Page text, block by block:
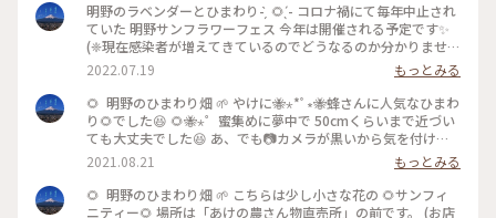
明野のラベンダーとひまわり- ̗̀ 🌻 ̖́- コロナ禍にて毎年中止され
ていた 明野サンフラワーフェス 今年は開催される予定です✨
(❈現在感染者が増えてきているのでどうなるのか分かりませ
ん。) 🌻サンフィニティ🌻 今はまだ、小さいひまわりしか咲い
ていませんでした。 他所ひまわりは順調に育成中でした🎶 ラ
ベンダーは一部咲いていましたが 見頃も終盤💦 霞んではいま
したが🗻富士山も見えました(*’▽’*) ハイジの村、反対側にあ
る駐車場も舗装され 現在はフェス前なので無料で駐車場が使
時30分～午後5時30分まで 協力金：車1台500円、バス1台
5000円 入場料金：無料 開花状況は⬇こちらにてご確認下さい
😌 https://hokutosunfes.com/ 2022.07.18 🌻#明野のひまわ
2022.07.19
もっとみる
🌻 明野のひまわり畑 🌱 やけに🐝⋆︎*ﾟ∗🐝蜂さんに人気なひまわ
り🌻でした😆 🌻🐝⋆゜蜜集めに夢中で 50cmくらいまで近づい
ても大丈夫でした😆 あ、でも📷カメラが黒いから気を付けな
いとね💦 こちらの大きな花のひまわり畑は #オズブライダル
さんが 「明野サンフラワーフェス」に公式スポンサーとして
協賛し、明野ひまわり畑ウェディングの窓口として、唯一結婚
式を運営しております。 今年は残念ながら、サンフラワーフェ
2021.08.21
もっとみる
🌻 明野のひまわり畑 🌱 こちらは少し小さな花の 🌻サンフィ
ニティー🌻 場所は「あけの農さん物直売所」の前です。 (お店